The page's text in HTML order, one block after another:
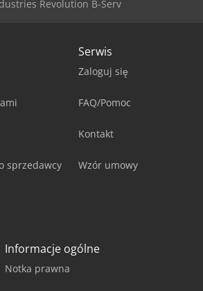
Revolution B-Serv
sprzedawcy
Serwis
Zaloguj się
FAQ/Pomoc
Kontakt
Wzór umowy
Informacje ogólne
Notka prawna